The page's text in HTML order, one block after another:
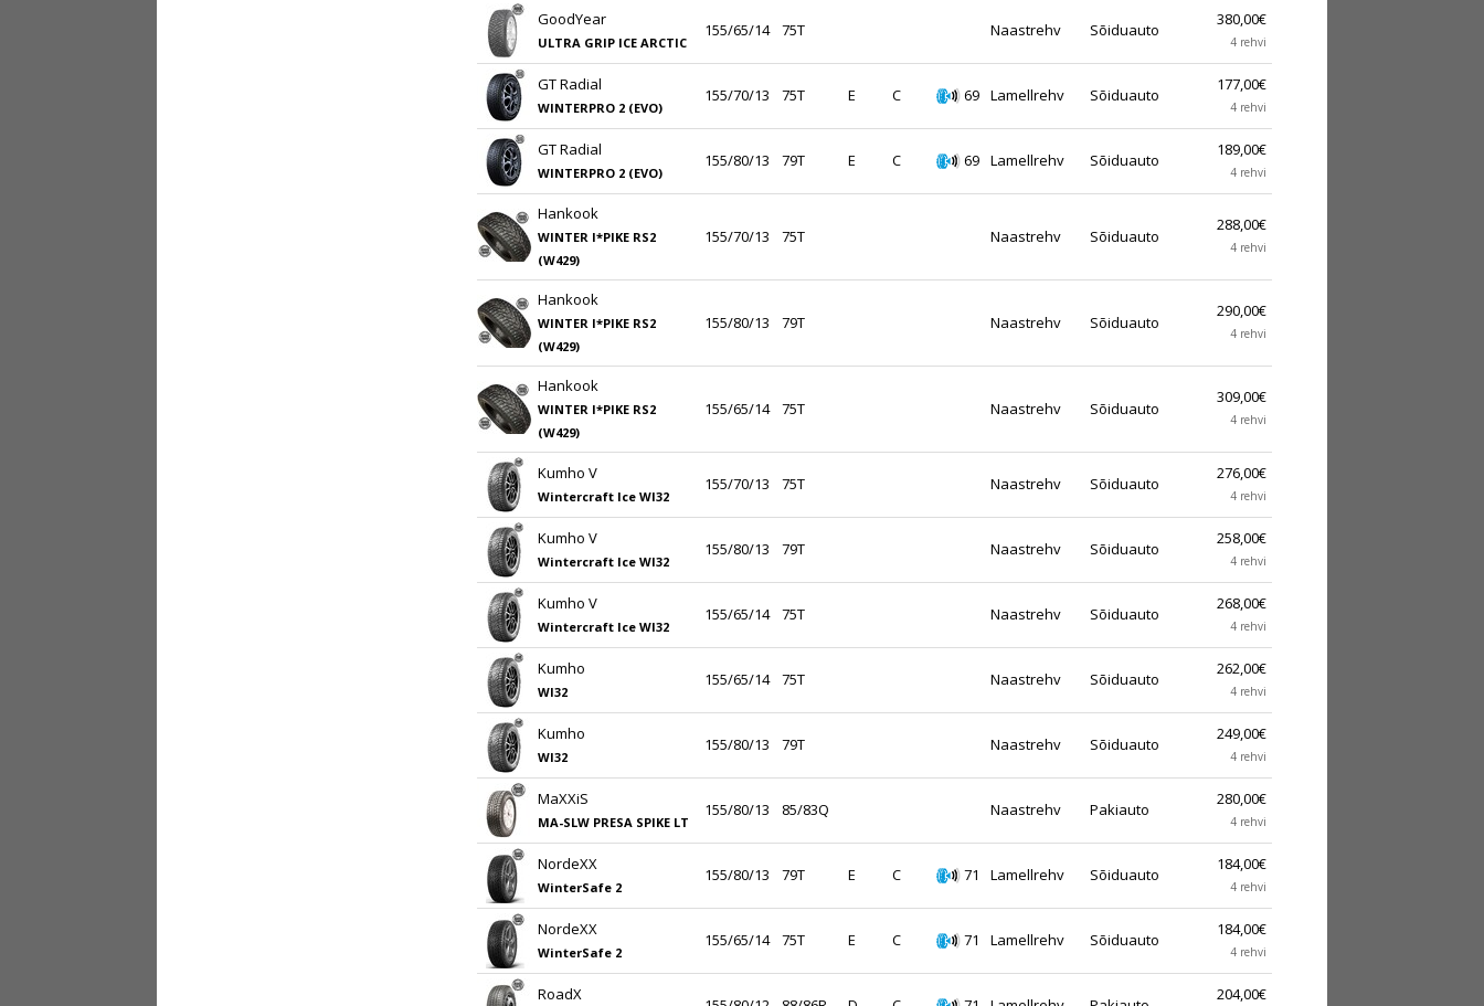
GoodYear
ULTRA GRIP ICE ARCTIC
155/65/14 75T Naastrehv Sõiduauto
380,00€
4 rehvi
GT Radial
WINTERPRO 2 (EVO)
155/70/13 75T E C 69 Lamellrehv Sõiduauto
177,00€
4 rehvi
GT Radial
WINTERPRO 2 (EVO)
155/80/13 79T E C 69 Lamellrehv Sõiduauto
189,00€
4 rehvi
Hankook
WINTER I*PIKE RS2
(W429)
155/70/13 75T Naastrehv Sõiduauto
288,00€
4 rehvi
Hankook
WINTER I*PIKE RS2
(W429)
155/80/13 79T Naastrehv Sõiduauto
290,00€
4 rehvi
Hankook
WINTER I*PIKE RS2
(W429)
155/65/14 75T Naastrehv Sõiduauto
309,00€
4 rehvi
Kumho V
Wintercraft Ice WI32
155/70/13 75T Naastrehv Sõiduauto
276,00€
4 rehvi
Kumho V
Wintercraft Ice WI32
155/80/13 79T Naastrehv Sõiduauto
258,00€
4 rehvi
Kumho V
Wintercraft Ice WI32
155/65/14 75T Naastrehv Sõiduauto
268,00€
4 rehvi
Kumho
WI32
155/65/14 75T Naastrehv Sõiduauto
262,00€
4 rehvi
Kumho
WI32
155/80/13 79T Naastrehv Sõiduauto
249,00€
4 rehvi
MaXXiS
MA-SLW PRESA SPIKE LT
155/80/13 85/83Q Naastrehv Pakiauto
280,00€
4 rehvi
NordeXX
WinterSafe 2
155/80/13 79T E C 71 Lamellrehv Sõiduauto
184,00€
4 rehvi
NordeXX
WinterSafe 2
155/65/14 75T E C 71 Lamellrehv Sõiduauto
184,00€
4 rehvi
RoadX 204,00€